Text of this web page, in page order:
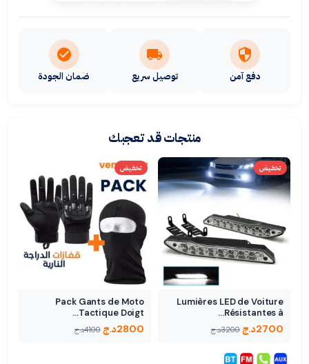
دفع آمن توصيل سريع ضمان الجودة
منتجات قد تعجبك
تخفيض
Lumières LED de Voiture
Résistantes à…
2700د.ج 3200د.ج
تخفيض
Pack Gants de Moto
Tactique Doigt…
2800د.ج 4100د.ج